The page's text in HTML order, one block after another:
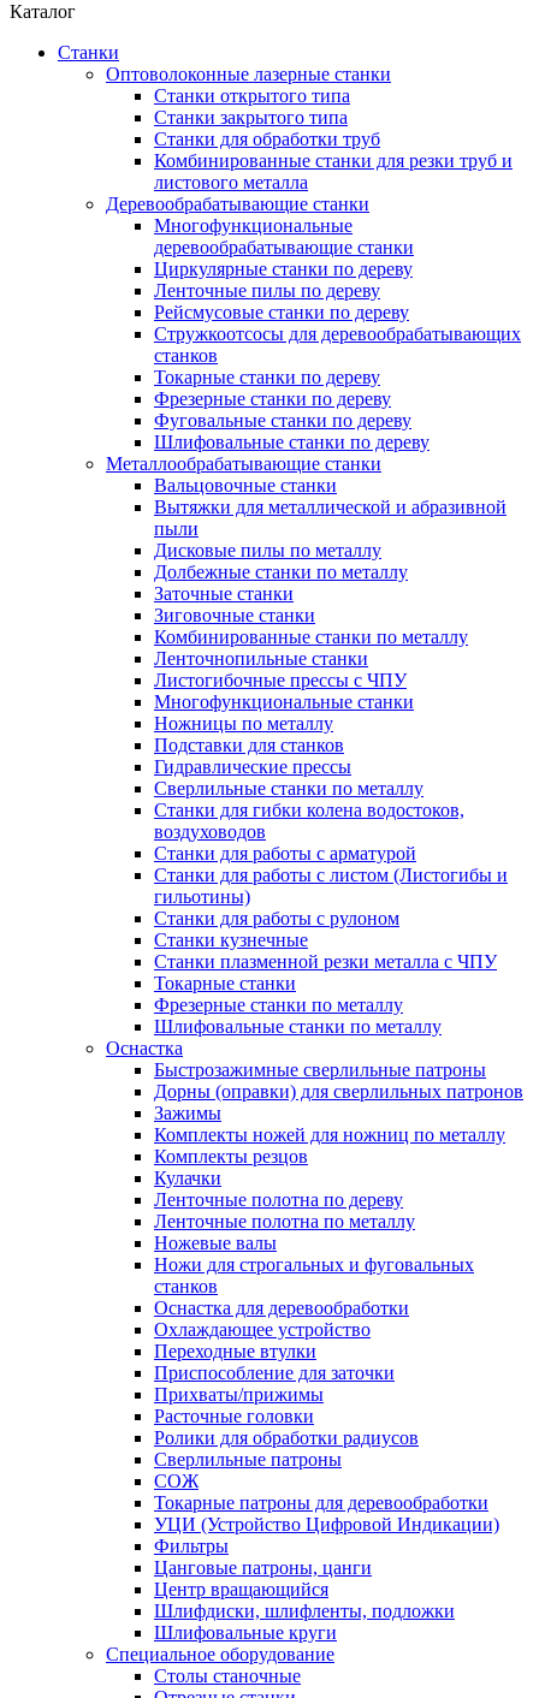
Каталог
Станки
Оптоволоконные лазерные станки
Станки открытого типа
Станки закрытого типа
Станки для обработки труб
Комбинированные станки для резки труб и
листового металла
Деревообрабатывающие станки
Многофункциональные
деревообрабатывающие станки
Циркулярные станки по дереву
Ленточные пилы по дереву
Рейсмусовые станки по дереву
Стружкоотсосы для деревообрабатывающих
станков
Токарные станки по дереву
Фрезерные станки по дереву
Фуговальные станки по дереву
Шлифовальные станки по дереву
Металлообрабатывающие станки
Вальцовочные станки
Вытяжки для металлической и абразивной
пыли
Дисковые пилы по металлу
Долбежные станки по металлу
Заточные станки
Зиговочные станки
Комбинированные станки по металлу
Ленточнопильные станки
Листогибочные прессы с ЧПУ
Многофункциональные станки
Ножницы по металлу
Подставки для станков
Гидравлические прессы
Сверлильные станки по металлу
Станки для гибки колена водостоков,
воздуховодов
Станки для работы с арматурой
Станки для работы с листом (Листогибы и
гильотины)
Станки для работы с рулоном
Станки кузнечные
Станки плазменной резки металла с ЧПУ
Токарные станки
Фрезерные станки по металлу
Шлифовальные станки по металлу
Оснастка
Быстрозажимные сверлильные патроны
Дорны (оправки) для сверлильных патронов
Зажимы
Комплекты ножей для ножниц по металлу
Комплекты резцов
Кулачки
Ленточные полотна по дереву
Ленточные полотна по металлу
Ножевые валы
Ножи для строгальных и фуговальных
станков
Оснастка для деревообработки
Охлаждающее устройство
Переходные втулки
Приспособление для заточки
Прихваты/прижимы
Расточные головки
Ролики для обработки радиусов
Сверлильные патроны
СОЖ
Токарные патроны для деревообработки
УЦИ (Устройство Цифровой Индикации)
Фильтры
Цанговые патроны, цанги
Центр вращающийся
Шлифдиски, шлифленты, подложки
Шлифовальные круги
Специальное оборудование
Столы станочные